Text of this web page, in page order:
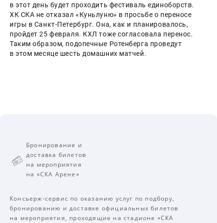
в этот день будет проходить фестиваль единоборств.
ХК СКА не отказал «Куньлуню» в просьбе о переносе
игры в Санкт-Петербург. Она, как и планировалось,
пройдет 25 февраля. КХЛ тоже согласовала перенос.
Таким образом, подопечные Ротенберга проведут
в этом месяце шесть домашних матчей.
Бронирование и
доставка билетов
на мероприятия
на «СКА Арене»
Консьерж-сервис по оказанию услуг по подбору,
бронированию и доставке официальных билетов
на мероприятия, проходящие на стадионе «СКА